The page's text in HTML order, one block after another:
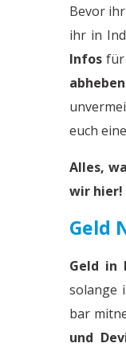
Bevor
ihr in
Infos für
euch
Alles,
wir hier!
Geld
Geld in
solange
bar
und